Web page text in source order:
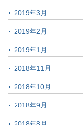
2019年3月
2019年2月
2019年1月
2018年11月
2018年10月
2018年9月